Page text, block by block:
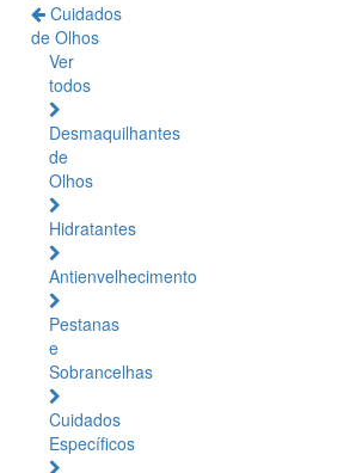
Cuidados
de Olhos
Ver
todos
Desmaquilhantes
de
Olhos
Hidratantes
Antienvelhecimento
Pestanas
e
Sobrancelhas
Cuidados
Específicos